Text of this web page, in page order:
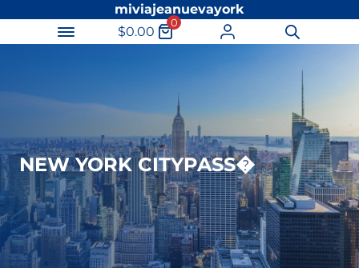
miviajeanuevayork
$0.00
0
Búsqueda
NEW YORK CITYPASS�